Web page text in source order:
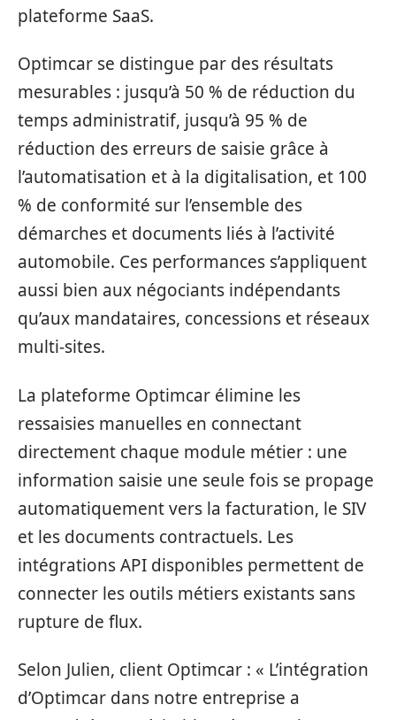
plateforme SaaS.
Optimcar se distingue par des résultats
mesurables : jusqu’à 50 % de réduction du
temps administratif, jusqu’à 95 % de
réduction des erreurs de saisie grâce à
l’automatisation et à la digitalisation, et 100
% de conformité sur l’ensemble des
démarches et documents liés à l’activité
automobile. Ces performances s’appliquent
aussi bien aux négociants indépendants
qu’aux mandataires, concessions et réseaux
multi-sites.
La plateforme Optimcar élimine les
ressaisies manuelles en connectant
directement chaque module métier : une
information saisie une seule fois se propage
automatiquement vers la facturation, le SIV
et les documents contractuels. Les
intégrations API disponibles permettent de
connecter les outils métiers existants sans
rupture de flux.
Selon Julien, client Optimcar : « L’intégration
d’Optimcar dans notre entreprise a